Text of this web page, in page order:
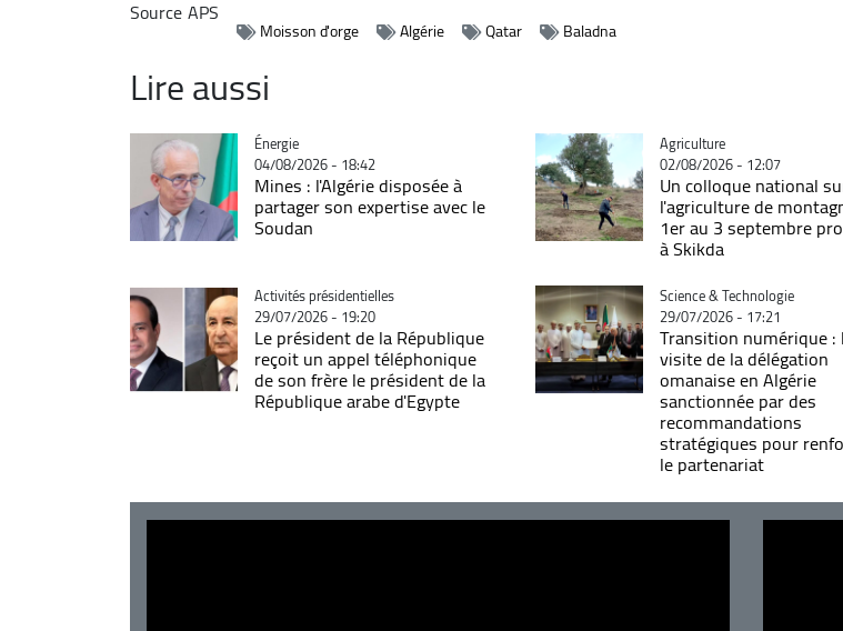
SourceAPS
Moisson d'orge Algérie Qatar Baladna
Lire aussi
Catégorie
Énergie
04/08/2026 - 18:42
Mines : l'Algérie disposée à
partager son expertise avec le
Soudan
Catégorie
Agriculture
02/08/2026 - 12:07
Un colloque national
l'agriculture de
1er au 3 septembre
à Skikda
Catégorie
Activités présidentielles
29/07/2026 - 19:20
Le président de la République
reçoit un appel téléphonique
de son frère le président de la
République arabe d'Egypte
Catégorie
Science & Technologie
29/07/2026 - 17:21
Transition numérique :
visite de la délégation
omanaise en Algérie
sanctionnée par des
recommandations
stratégiques pour
le partenariat